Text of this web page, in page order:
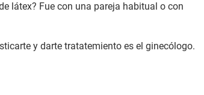
látex? Fue con una pareja habitual o con
y darte tratatemiento es el ginecólogo.